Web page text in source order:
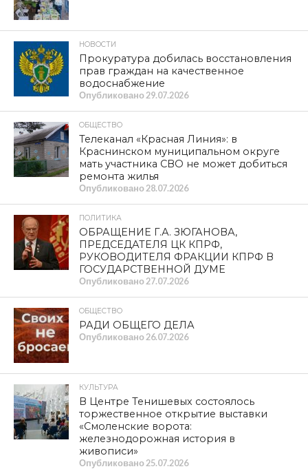
НОВОСТИ
Прокуратура добилась восстановления
прав граждан на качественное
водоснабжение
Опубликовано 29.07.2026
ОБЩЕСТВО
Телеканал «Красная Линия»: в
Краснинском муниципальном округе
мать участника СВО не может добиться
ремонта жилья
Опубликовано 28.07.2026
ПОЛИТИКА
ОБРАЩЕНИЕ Г.А. ЗЮГАНОВА,
ПРЕДСЕДАТЕЛЯ ЦК КПРФ,
РУКОВОДИТЕЛЯ ФРАКЦИИ КПРФ В
ГОСУДАРСТВЕННОЙ ДУМЕ
Опубликовано 27.07.2026
ОБЩЕСТВО
РАДИ ОБЩЕГО ДЕЛА
Опубликовано 26.07.2026
КУЛЬТУРА
В Центре Тенишевых состоялось
торжественное открытие выставки
«Смоленские ворота:
железнодорожная история в
живописи»
Опубликовано 25.07.2026